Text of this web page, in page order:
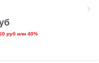
рубили 40%